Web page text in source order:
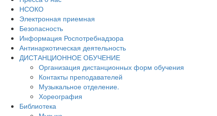
НСОКО
Электронная приемная
Безопасность
Информация Роспотребнадзора
Антинаркотическая деятельность
ДИСТАНЦИОННОЕ ОБУЧЕНИЕ
Организация дистанционных форм обучения
Контакты преподавателей
Музыкальное отделение.
Хореография
Библиотека